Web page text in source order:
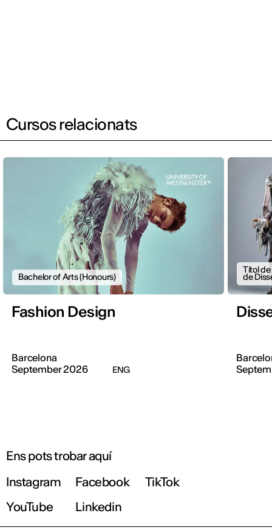
Cursos relacionats
Bachelor of Arts (Honours)
Fashion Design
Barcelona
September 2026
ENG
Títol
de
Ens pots trobar aquí
Instagram
Facebook
TikTok
YouTube
Linkedin